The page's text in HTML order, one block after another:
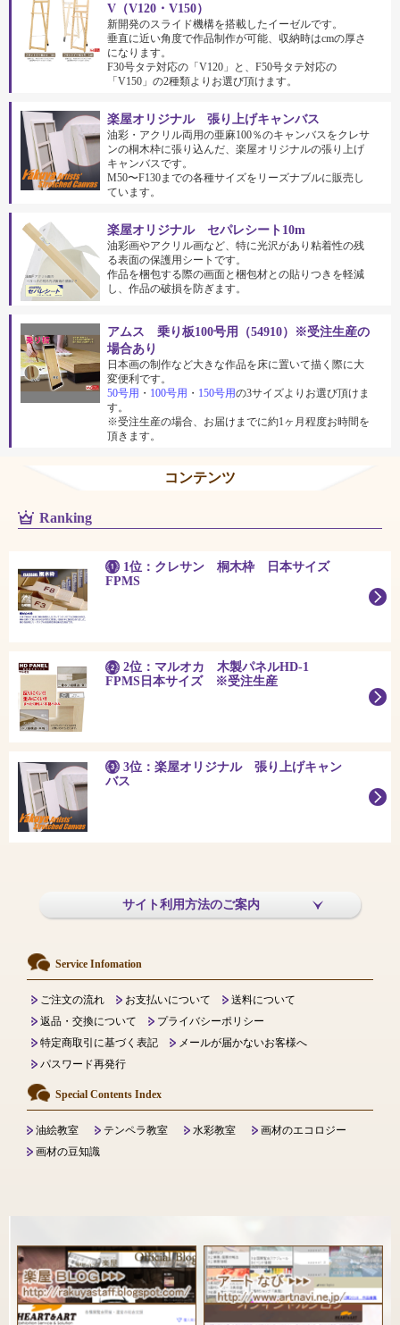
V（V120・V150）
新開発のスライド機構を搭載したイーゼルです。
垂直に近い角度で作品制作が可能、収納時はcmの厚さ
になります。
F30号タテ対応の「V120」と、F50号タテ対応の
「V150」の2種類よりお選び頂けます。
楽屋オリジナル 張り上げキャンバス
油彩・アクリル両用の亜麻100％のキャンバスをクレサ
ンの桐木枠に張り込んだ、楽屋オリジナルの張り上げ
キャンバスです。
M50〜F130までの各種サイズをリーズナブルに販売し
ています。
楽屋オリジナル セパレシート10m
油彩画やアクリル画など、特に光沢があり粘着性の残
る表面の保護用シートです。
作品を梱包する際の画面と梱包材との貼りつきを軽減
し、作品の破損を防ぎます。
アムス 乗り板100号用（54910）※受注生産の
場合あり
日本画の制作など大きな作品を床に置いて描く際に大
変便利です。
50号用 ・ 100号用 ・ 150号用の3サイズよりお選び頂けま
す。
※受注生産の場合、お届けまでに約1ヶ月程度お時間を
頂きます。
コンテンツ
Ranking
1位：クレサン 桐木枠 日本サイズ
FPMS
2位：マルオカ 木製パネルHD-1
FPMS日本サイズ ※受注生産
3位：楽屋オリジナル 張り上げキャン
バス
サイト利用方法のご案内
Service Infomation
ご注文の流れ お支払いについて
送料について
返品・交換について
プライバシーポリシー
特定商取引に基づく表記
メールが届かないお客様へ
パスワード再発行
Special Contents Index
油絵教室 テンペラ教室 水彩教室
画材のエコロジー
画材の豆知識